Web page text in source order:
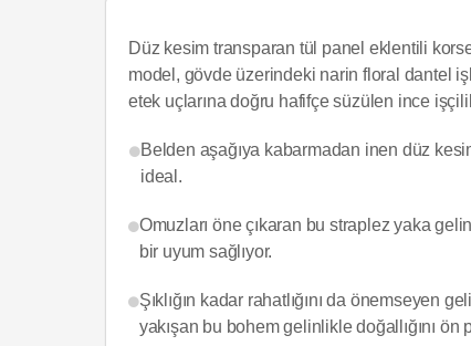
Düz kesim transparan tül panel eklentili
model, gövde üzerindeki narin floral dantel
etek uçlarına doğru hafifçe süzülen ince
Belden aşağıya kabarmadan inen düz
ideal.
Omuzları öne çıkaran bu straplez yaka
bir uyum sağlıyor.
Şıklığın kadar rahatlığını da önemseyen
yakışan bu bohem gelinlikle doğallığını ön